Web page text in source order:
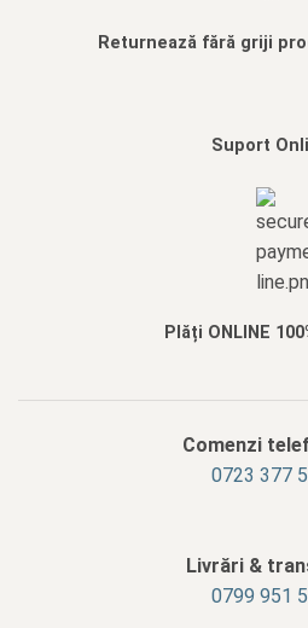
Returnează fără griji
Suport
Plăți ONLINE
Comenzi
0723 377
Livrări &
‭0799 951